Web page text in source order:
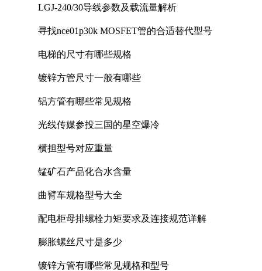
LGJ-240/30导线参数及载流量解析
寻找nce01p30k MOSFET管的合适替代型号
电梯的尺寸有哪些规格
镀锌方管尺寸一般有哪些
铝方管有哪些常见规格
光线传媒参投三国的星空爆冷
横担型号对应重量
锰矿石产品化合水含量
曲臂车规格型号大全
配电柜母排螺栓力矩要求及连接规范详解
膨胀螺丝尺寸是多少
镀锌方管有哪些常见规格和型号